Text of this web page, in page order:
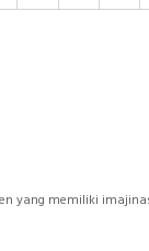
yang memiliki